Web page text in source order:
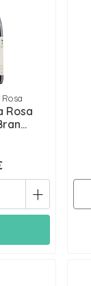
Rosa
+